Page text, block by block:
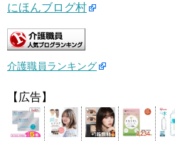
にほんブログ村
介護職員ランキング
【広告】